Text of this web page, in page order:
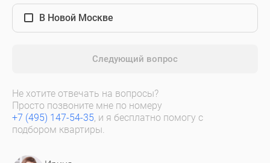
В Новой Москве
Следующий вопрос
Не хотите отвечать на вопросы?
Просто позвоните мне по номеру
+7 (495) 147-54-35, и я бесплатно помогу с
подбором квартиры.